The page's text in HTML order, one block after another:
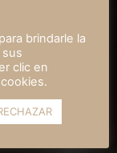
brindarle la
clic en